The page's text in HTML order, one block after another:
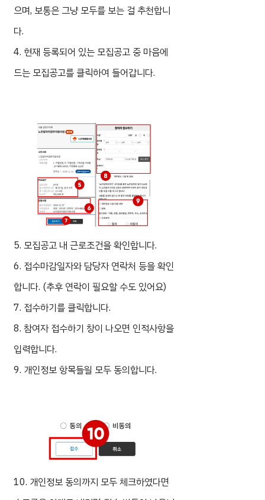
으며, 보통은 그냥 모두를 보는 걸 추천합니
다.
4. 현재 등록되어 있는 모집공고 중 마음에
드는 모집공고를 클릭하여 들어갑니다.
5. 모집공고 내 근로조건을 확인합니다.
6. 접수마감일자와 담당자 연락처 등을 확인
합니다. (추후 연락이 필요할 수도 있어요)
7. 접수하기를 클릭합니다.
8. 참여자 접수하기 창이 나오면 인적사항을
입력합니다.
9. 개인정보 항목들읠 모두 동의합니다.
10. 개인정보 동의까지 모두 체크하였다면